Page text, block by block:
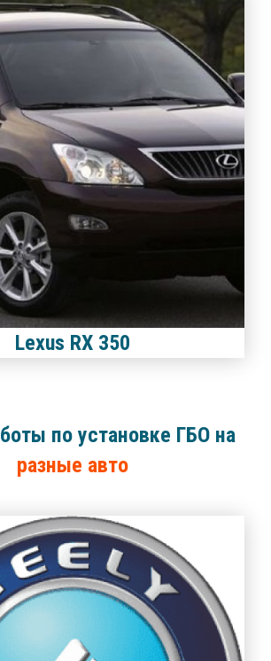
Lexus RX 350
по установке ГБО на
разные авто